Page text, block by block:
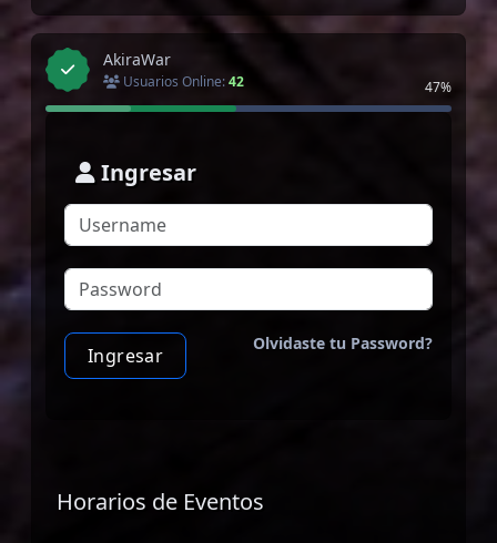
AkiraWar
Usuarios Online:42 47%
Ingresar
Ingresar
Olvidaste tu Password?
Horarios de Eventos